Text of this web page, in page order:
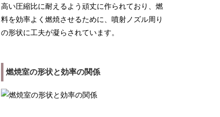
高い圧縮比に耐えるよう頑丈に作られており、燃
料を効率よく燃焼させるために、噴射ノズル周り
の形状に工夫が凝らされています。
燃焼室の形状と効率の関係